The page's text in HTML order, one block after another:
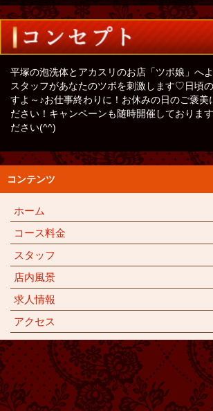
平塚の泡洗体とアカスリのお店「ツボ娘」へ
スタッフがあなたのツボを刺激します♡日頃
すよ～♪お仕事終わりに！お休みの日のご褒美
ださい！キャンペーンも随時開催しておりま
ださい(^^)
コンテンツ
ホーム
コース料金
スタッフ
店内風景
求人情報
アクセス